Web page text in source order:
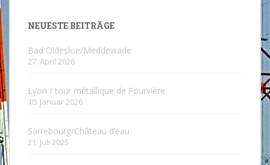
NEUESTE BEITRÄGE
Bad Oldesloe/Meddewade
27. April 2026
Lyon / tour métallique de Fourvière
10. Januar 2026
Sarrebourg/Château d’eau
21. Juli 2025